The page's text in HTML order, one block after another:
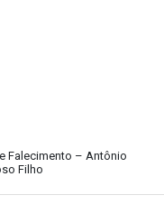
Falecimento – Antônio
Filho